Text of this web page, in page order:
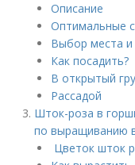
Описание
Оптимальные
Выбор места и
Как посадить?
В открытый
Рассадой
Шток-роза в
по выращиванию
Цветок шток